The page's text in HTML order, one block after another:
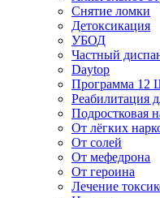
Снятие ломки
Детоксикация
УБОД
Частный
Daytop
Программа 12
Реабилитация
Подростковая
От лёгких
От солей
От мефедрона
От героина
Лечение